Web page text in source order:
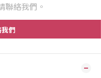
聯絡我們。
們